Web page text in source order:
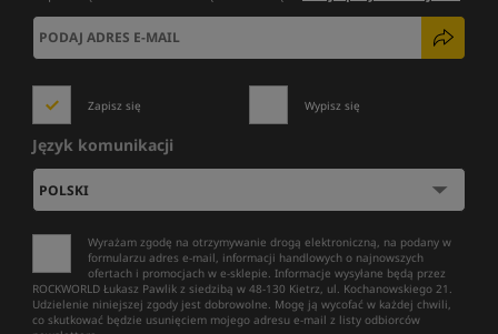
Zapisz się Wypisz się
Język komunikacji
Wyrażam zgodę na otrzymywanie drogą elektroniczną, na podany w
formularzu adres e-mail, informacji handlowych o najnowszych
ofertach i promocjach w e-sklepie. Informacje wysyłane będą przez
ROCKWORLD Łukasz Pawlik z siedzibą w 48-130 Kietrz, ul. Kochanowskiego 21.
Udzielenie niniejszej zgody jest dobrowolne. Mogę ją wycofać w każdej chwili,
co skutkować będzie usunięciem mojego adresu e-mail z listy odbiorców